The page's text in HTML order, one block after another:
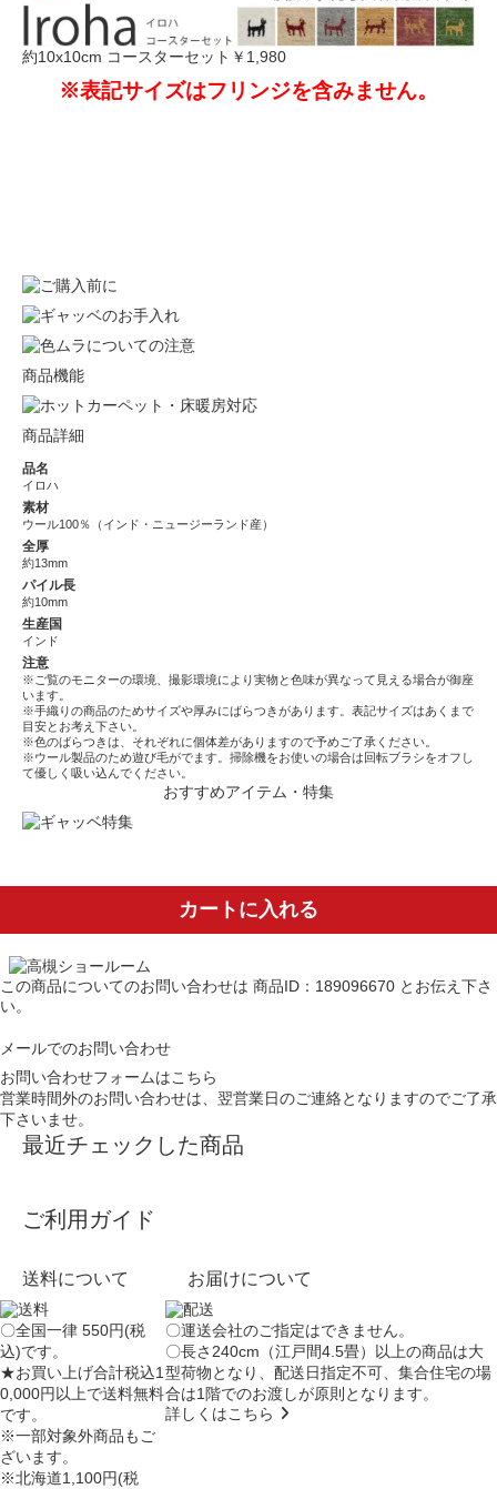
約10x10cm コースターセット ￥1,980
※表記サイズはフリンジを含みません。
商品機能
商品詳細
品名
イロハ
素材
ウール100％（インド・ニュージーランド産）
全厚
約13mm
パイル長
約10mm
生産国
インド
注意
※ご覧のモニターの環境、撮影環境により実物と色味が異なって見える場合が御座
います。
※手織りの商品のためサイズや厚みにばらつきがあります。表記サイズはあくまで
目安とお考え下さい。
※色のばらつきは、それぞれに個体差がありますので予めご了承ください。
※ウール製品のため遊び毛がでます。掃除機をお使いの場合は回転ブラシをオフし
て優しく吸い込んでください。
おすすめアイテム・特集
カートに入れる
この商品についてのお問い合わせは 商品ID：189096670 とお伝え下さ
い。
メールでのお問い合わせ
お問い合わせフォームはこちら
営業時間外のお問い合わせは、翌営業日のご連絡となりますのでご了承
下さいませ。
最近チェックした商品
ご利用ガイド
送料について
〇全国一律 550円(税
込)です。
★お買い上げ合計税込1
0,000円以上で送料無料
です。
※一部対象外商品もご
ざいます。
※北海道1,100円(税
お届けについて
〇運送会社のご指定はできません。
〇長さ240cm（江戸間4.5畳）以上の商品は大
型荷物となり、配送日指定不可、集合住宅の場
合は1階でのお渡しが原則となります。
詳しくはこちら